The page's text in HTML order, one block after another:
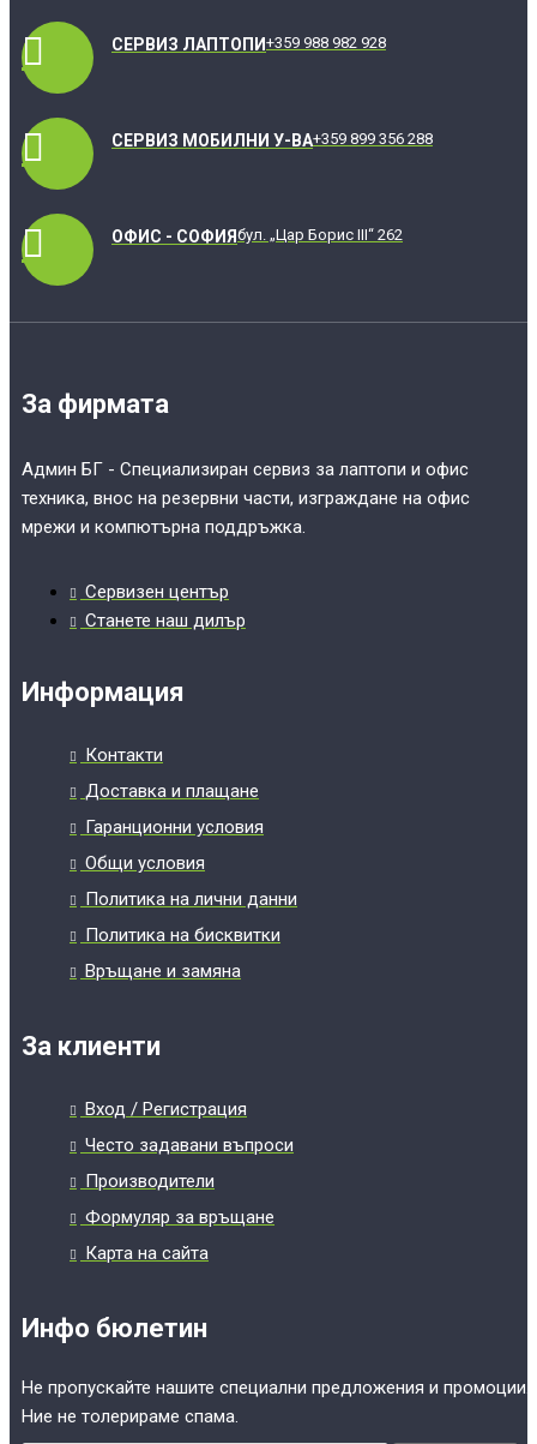
СЕРВИЗ ЛАПТОПИ +359 988 982 928
СЕРВИЗ МОБИЛНИ У-ВА+359 899 356 288
ОФИС - СОФИЯ бул. „Цар Борис III“ 262
За фирмата
Админ БГ - Специализиран сервиз за лаптопи и офис
техника, внос на резервни части, изграждане на офис
мрежи и компютърна поддръжка.
Сервизен център
Станете наш дилър
Информация
Контакти
Доставка и плащане
Гаранционни условия
Общи условия
Политика на лични данни
Политика на бисквитки
Връщане и замяна
За клиенти
Вход / Регистрация
Често задавани въпроси
Производители
Формуляр за връщане
Карта на сайта
Инфо бюлетин
Не пропускайте нашите специални предложения и промоции.
Ние не толерираме спама.